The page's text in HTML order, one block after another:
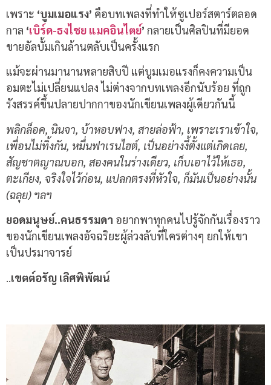
เพราะ ‘บูมเมอแรง’ คือบทเพลงที่ทำให้ซูเปอร์สตาร์ตลอด
กาล ‘เบิร์ด-ธงไชย แมคอินไตย์’ กลายเป็นศิลปินที่มียอด
ขายอัลบั้มเกินล้านตลับเป็นครั้งแรก
แม้จะผ่านมานานหลายสิบปี แต่บูมเมอแรงก็คงความเป็น
อมตะไม่เปลี่ยนแปลง ไม่ต่างจากบทเพลงอีกนับร้อย ที่ถูก
รังสรรค์ขึ้นปลายปากกาของนักเขียนเพลงผู้เดียวกันนี้
พลิกล็อค, นินจา, บ้าหอบฟาง, สายล่อฟ้า, เพราะเราเข้าใจ,
เพื่อนไม่ทิ้งกัน, หมื่นฟาเรนไฮต์, เป็นอย่างงี้ตั้งแต่เกิดเลย,
สัญชาตญาณบอก, สองคนในร่างเดียว, เก็บเอาไว้ให้เธอ,
ตะเกียง, จริงใจไว้ก่อน, แปลกตรงที่หัวใจ, ก็มันเป็นอย่างนั้น
(ฉลุย) ฯลฯ
ยอดมนุษย์..คนธรรมดา อยากพาทุกคนไปรู้จักกันเรื่องราว
ของนักเขียนเพลงอัจฉริยะผู้ล่วงลับที่ใครต่างๆ ยกให้เขา
เป็นปรมาจารย์
เขตต์อรัญ เลิศพิพัฒน์